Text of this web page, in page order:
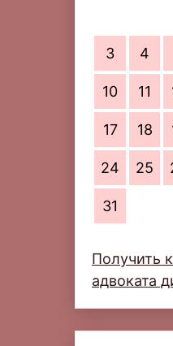
3 4
10 11
17 18
24 25
31
Получить
адвоката